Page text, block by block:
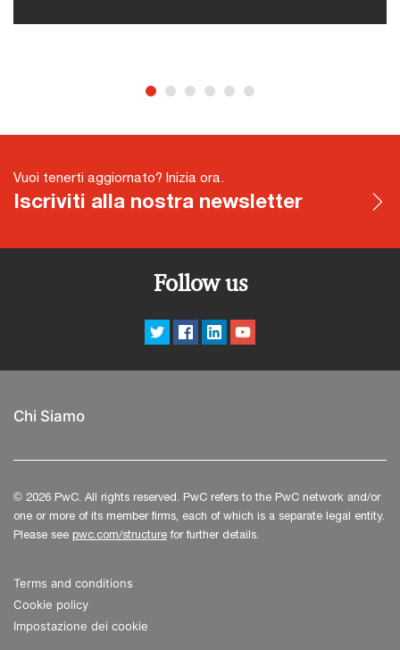
abilità acquisite durante il proprio percorso
automotiva.Durante la competizione, i team si
confronteranno in diverse prove suddivise in due
presentazione del progetto completo della
vettura;Business Event: simulazione della
presentazione del progetto di fronte a potenziali
dei costi, che include quantità e tipologie di
dell’iniziativa.Interverrà in qualità di giudice:
Italia.Per consultare l'agenda dettagliata clicca qui.
Vuoi tenerti aggiornato? Inizia ora.
Iscriviti alla nostra newsletter
Follow us
Chi Siamo
© 2026 PwC. All rights reserved. PwC refers to the PwC network and/or
one or more of its member firms, each of which is a separate legal entity.
Please see pwc.com/structurefor further details.
Terms and conditions
Cookie policy
Impostazione dei cookie